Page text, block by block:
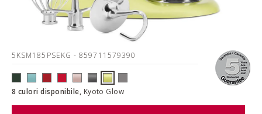
5KSM185PSEKG- 859711579390
8 culori disponibile, Kyoto Glow